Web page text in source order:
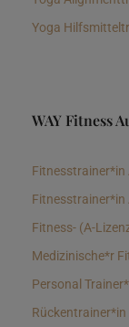
Yoga
WAY Fitness
Fitnesstrainer*in
Fitnesstrainer*in
Fitness- (A-
Medizinische*r
Personal